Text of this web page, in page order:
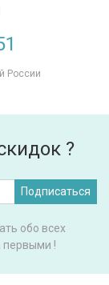
России
?
Подписаться
обо всех
первыми !